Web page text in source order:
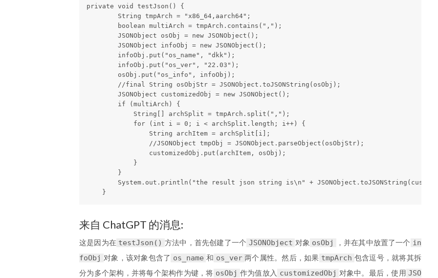
private void testJson() {
        String tmpArch = "x86_64,aarch64";
        boolean multiArch = tmpArch.contains(",");
        JSONObject osObj = new JSONObject();
        JSONObject infoObj = new JSONObject();
        infoObj.put("os_name", "dkk");
        infoObj.put("os_ver", "22.03");
        osObj.put("os_info", infoObj);
        //final String osObjStr = JSONObject.toJSONString(osObj);
        JSONObject customizedObj = new JSONObject();
        if (multiArch) {
            String[] archSplit = tmpArch.split(",");
            for (int i = 0; i < archSplit.length; i++) {
                String archItem = archSplit[i];
                //JSONObject tmpObj = JSONObject.parseObject(osObjStr);
                customizedObj.put(archItem, osObj);
            }
        }
System.out.println("the result json string is\n" +
    }
来自 ChatGPT 的消息:
这是因为在 testJson() 方法中，首先创建了一个 JSONObject 对象 osObj ，并在其中放置了一个 in
foObj 对象，该对象包含了 os_name 和 os_ver 两个属性。然后，如果 tmpArch 包含逗号，就将其拆
分为多个架构，并将每个架构作为键，将 osObj 作为值放入 customizedObj 对象中。最后，使用 JSO